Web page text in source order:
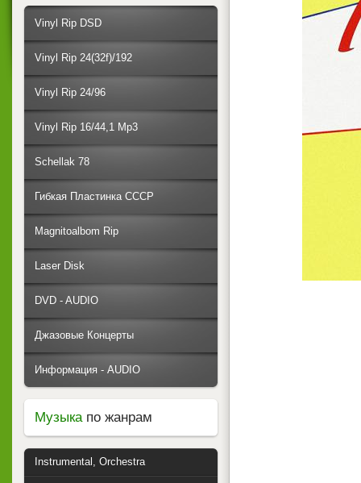
Vinyl Rip DSD
Vinyl Rip 24(32f)/192
Vinyl Rip 24/96
Vinyl Rip 16/44,1 Mp3
Schellak 78
Гибкая Пластинка СССР
Magnitoalbom Rip
Laser Disk
DVD - AUDIO
Джазовые Концерты
Информация - AUDIO
Музыкапо жанрам
Instrumental, Orchestra